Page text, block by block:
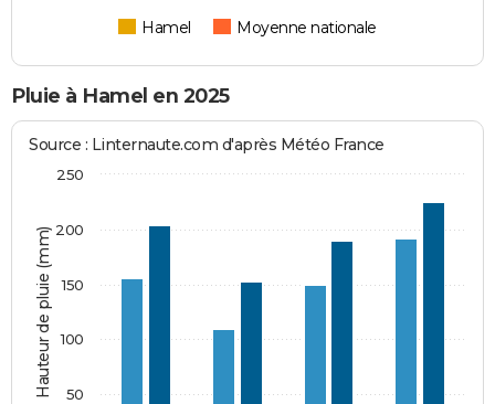
Hamel Moyenne nationale
Pluie à Hamel en 2025
Hauteur de pluie (mm)
Source : Linternaute.com d'après Météo France
50
100
150
200
250